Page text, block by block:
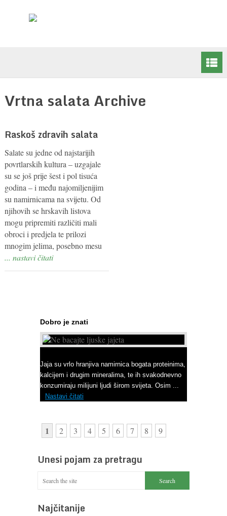
Vrtna salata Archive
Raskoš zdravih salata
Salate su jedne od najstarijih
povrtlarskih kultura – uzgajale
su se još prije šest i pol tisuća
godina – i među najomiljenijim
su namirnicama na svijetu. Od
njihovih se hrskavih listova
mogu pripremiti različiti mali
obroci i predjela te prilozi
mnogim jelima, posebno mesu
... nastavi čitati
Dobro je znati
Jaja su vrlo hranjiva namirnica bogata proteinima,
kalcijem i drugim mineralima, te ih svakodnevno
konzumiraju milijuni ljudi širom svijeta. Osim ...
Nastavi čitati
1 2 3 4 5 6 7 8 9
Unesi pojam za pretragu
Najčitanije